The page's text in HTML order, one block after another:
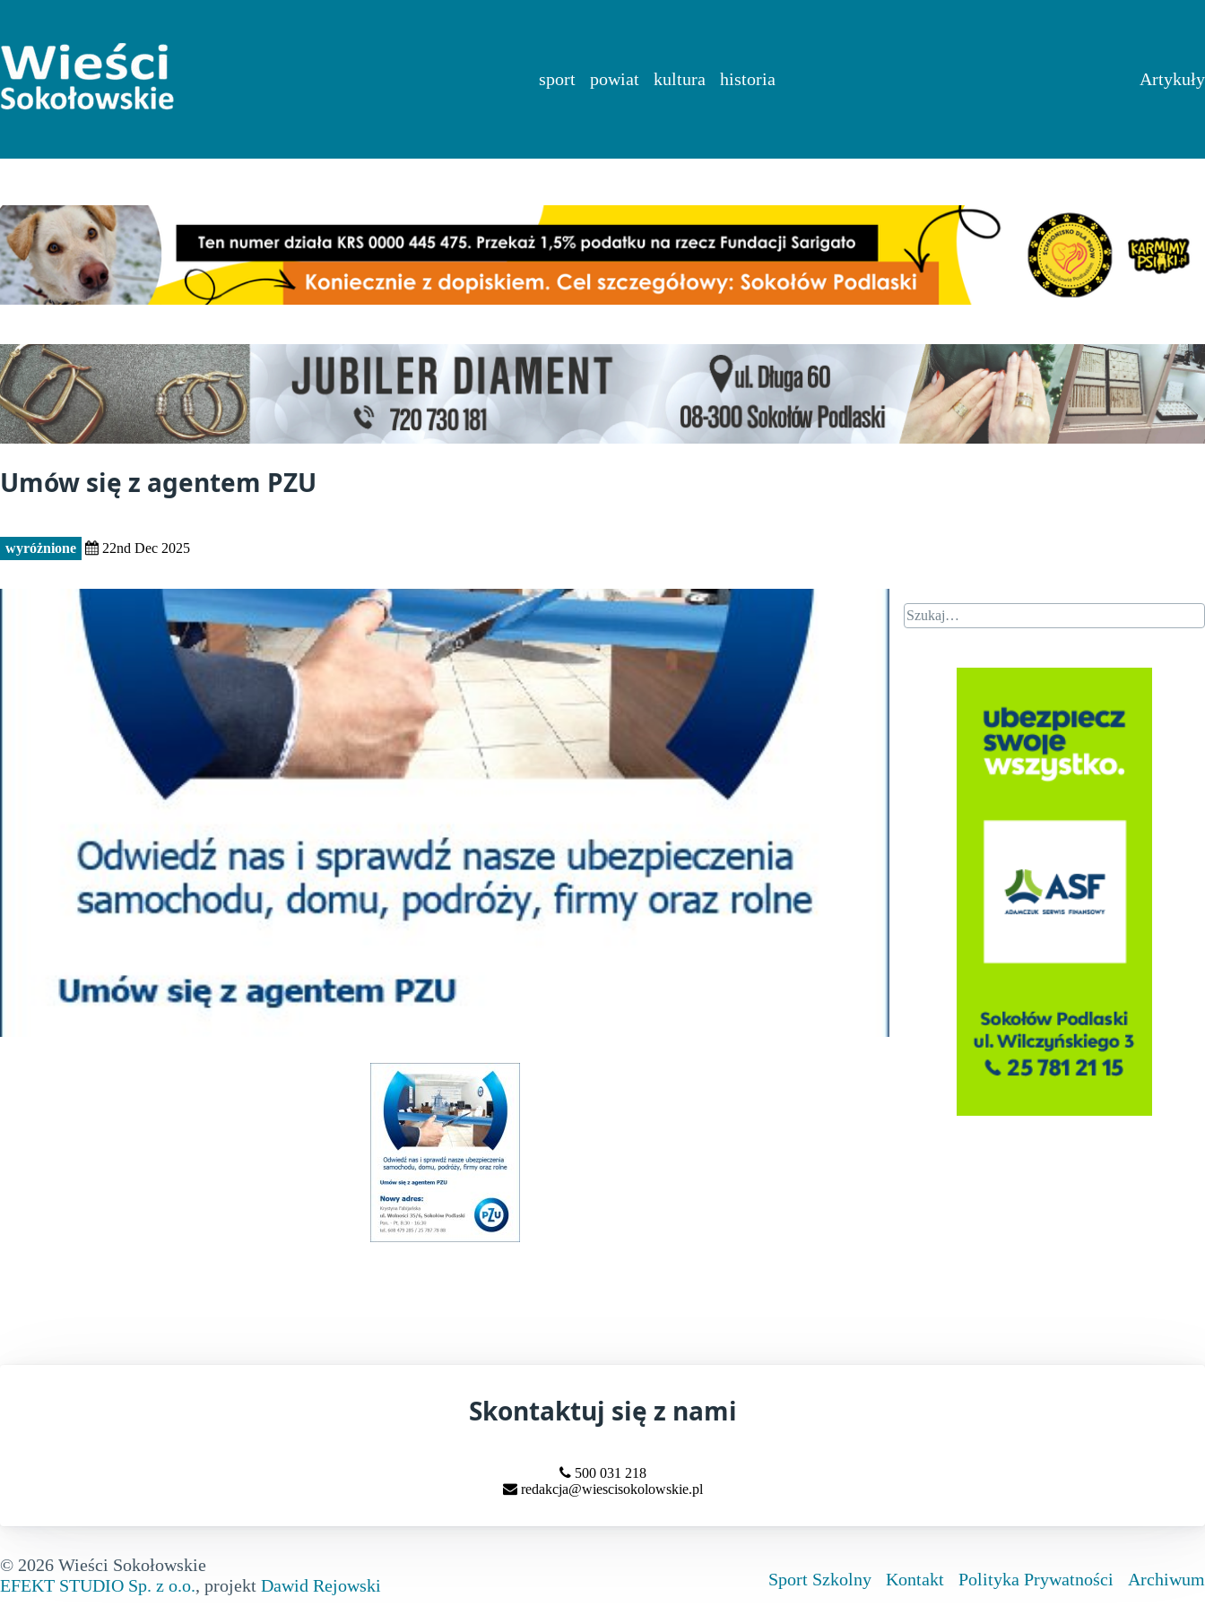
sport powiat kultura historia Artykuły
Umów się z agentem PZU
wyróżnione 22nd Dec 2025
Skontaktuj się z nami
500 031 218
redakcja@wiescisokolowskie.pl
Sport Szkolny Kontakt Polityka Prywatności Archiwum
© 2026 Wieści Sokołowskie
EFEKT STUDIO Sp. z o.o., projekt Dawid Rejowski